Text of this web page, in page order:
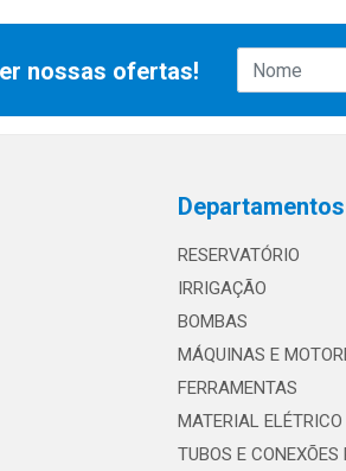
nossas ofertas!
Departamentos
RESERVATÓRIO
IRRIGAÇÃO
BOMBAS
MÁQUINAS E
FERRAMENTAS
MATERIAL ELÉTRICO
TUBOS E CONEXÕES